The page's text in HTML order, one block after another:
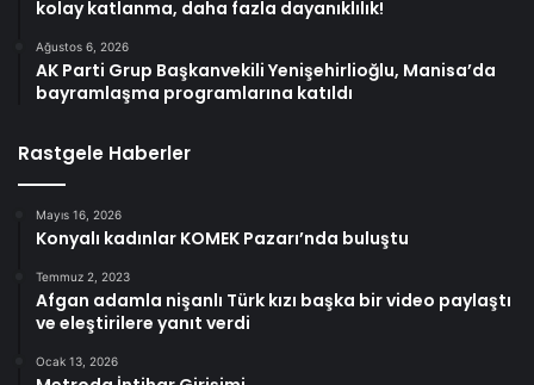
kolay katlanma, daha fazla dayanıklılık!
Ağustos 6, 2026
AK Parti Grup Başkanvekili Yenişehirlioğlu, Manisa’da
bayramlaşma programlarına katıldı
Rastgele Haberler
Mayıs 16, 2026
Konyalı kadınlar KOMEK Pazarı’nda buluştu
Temmuz 2, 2023
Afgan adamla nişanlı Türk kızı başka bir video paylaştı
ve eleştirilere yanıt verdi
Ocak 13, 2026